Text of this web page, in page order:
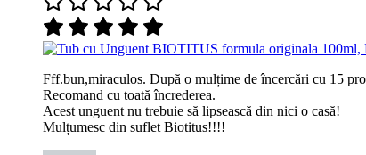
Fff.bun,miraculos. După o mulțime de încercări cu 15
Recomand cu toată încrederea.
Acest unguent nu trebuie să lipsească din nici o casă!
Mulțumesc din suflet Biotitus!!!!